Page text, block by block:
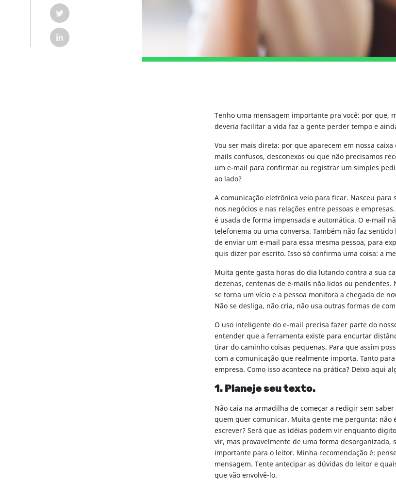
COMPARTILHAR POST NO TWITTER EM NOVA GUIA
COMPARTILHAR POST NO LINKEDIN EM NOVA GUIA
Tenho uma mensagem importante pra você: por que,
deveria facilitar a vida faz a gente perder tempo e
Vou ser mais direta: por que aparecem em nossa
mails confusos, desconexos ou que não precisamos
um e-mail para confirmar ou registrar um simples
ao lado?
A comunicação eletrônica veio para ficar. Nasceu para
nos negócios e nas relações entre pessoas e
é usada de forma impensada e automática. O e-mail
telefonema ou uma conversa. Também não faz
de enviar um e-mail para essa mesma pessoa, para
quis dizer por escrito. Isso só confirma uma coisa: a
Muita gente gasta horas do dia lutando contra a sua
dezenas, centenas de e-mails não lidos ou pendentes.
se torna um vício e a pessoa monitora a chegada de
Não se desliga, não cria, não usa outras formas de
O uso inteligente do e-mail precisa fazer parte do
entender que a ferramenta existe para encurtar
tirar do caminho coisas pequenas. Para que assim
com a comunicação que realmente importa. Tanto
empresa. Como isso acontece na prática? Deixo aqui
1. Planeje seu texto.
Não caia na armadilha de começar a redigir sem
quem quer comunicar. Muita gente me pergunta: não
escrever? Será que as idéias podem vir enquanto
vir, mas provavelmente de uma forma desorganizada,
importante para o leitor. Minha recomendação é:
mensagem. Tente antecipar as dúvidas do leitor e
que vão envolvê-lo.